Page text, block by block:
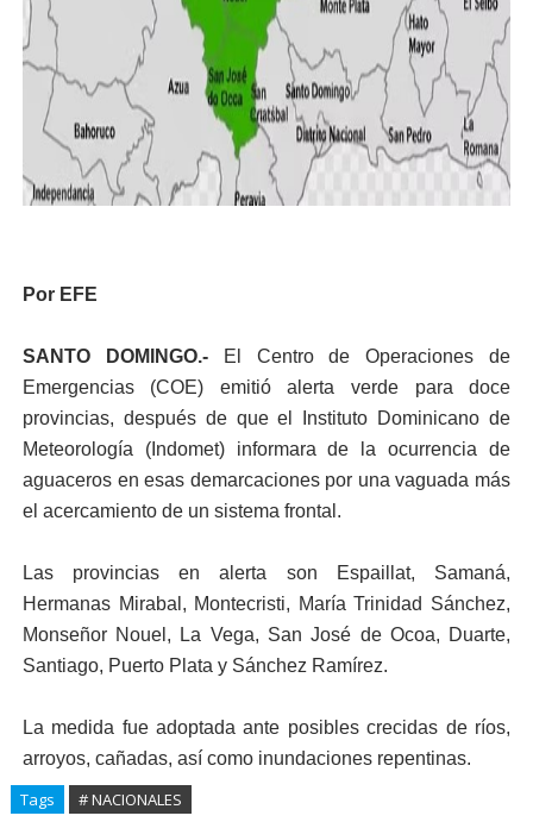
Por EFE
SANTO DOMINGO.-
El Centro de Operaciones de
Emergencias (COE) emitió alerta verde para doce
provincias, después de que el Instituto Dominicano de
Meteorología (Indomet) informara de la ocurrencia de
aguaceros en esas demarcaciones por una vaguada más
el acercamiento de un sistema frontal.
Las provincias en alerta son Espaillat, Samaná,
Hermanas Mirabal, Montecristi, María Trinidad Sánchez,
Monseñor Nouel, La Vega, San José de Ocoa, Duarte,
Santiago, Puerto Plata y Sánchez Ramírez.
La medida fue adoptada ante posibles crecidas de ríos,
arroyos, cañadas, así como inundaciones repentinas.
Tags # NACIONALES